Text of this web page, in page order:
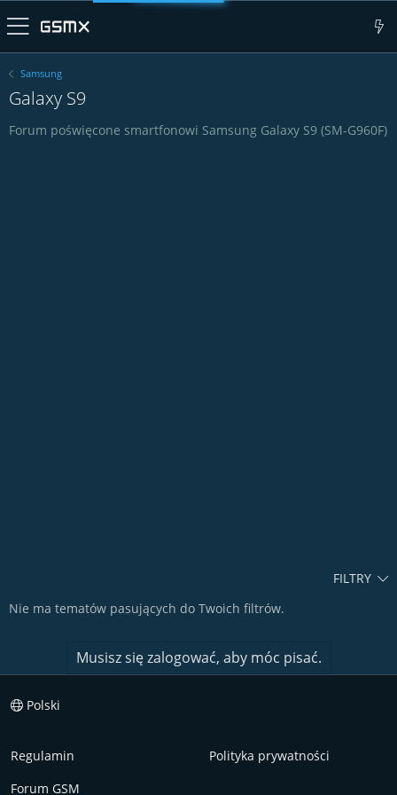
Samsung
Galaxy S9
Forum poświęcone smartfonowi Samsung Galaxy S9 (SM-G960F)
FILTRY
Nie ma tematów pasujących do Twoich filtrów.
Musisz się zalogować, aby móc pisać.
Polski
Regulamin
Polityka prywatności
Forum GSM